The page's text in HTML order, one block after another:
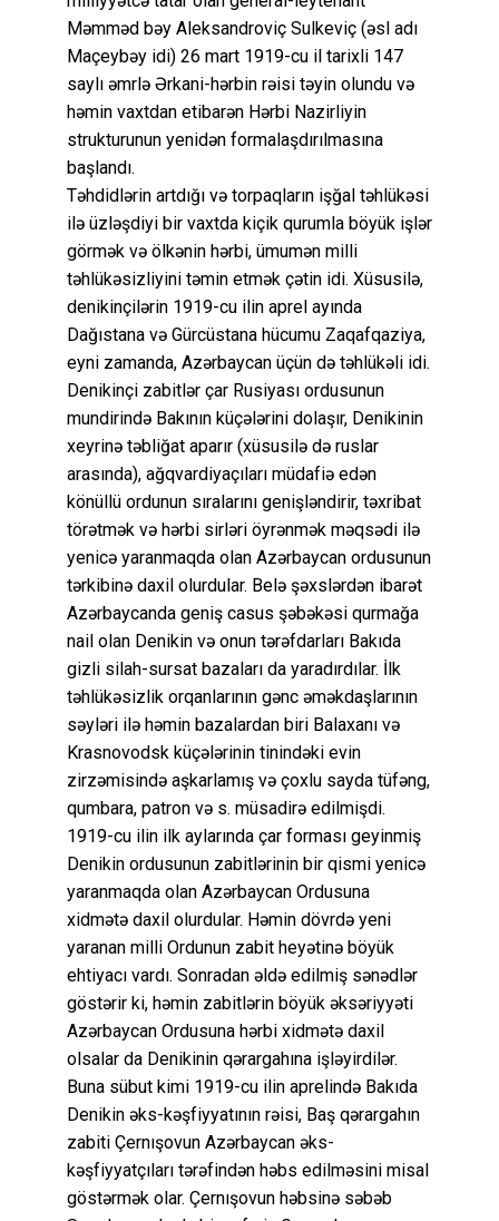
Məmməd bəy Aleksandroviç Sulkeviç (əsl adı
Maçeybəy idi) 26 mart 1919-cu il tarixli 147
saylı əmrlə Ərkani-hərbin rəisi təyin olundu və
həmin vaxtdan etibarən Hərbi Nazirliyin
strukturunun yenidən formalaşdırılmasına
başlandı.
Təhdidlərin artdığı və torpaqların işğal təhlükəsi
ilə üzləşdiyi bir vaxtda kiçik qurumla böyük işlər
görmək və ölkənin hərbi, ümumən milli
təhlükəsizliyini təmin etmək çətin idi. Xüsusilə,
denikinçilərin 1919-cu ilin aprel ayında
Dağıstana və Gürcüstana hücumu Zaqafqaziya,
eyni zamanda, Azərbaycan üçün də təhlükəli idi.
Denikinçi zabitlər çar Rusiyası ordusunun
mundirində Bakının küçələrini dolaşır, Denikinin
xeyrinə təbliğat aparır (xüsusilə də ruslar
arasında), ağqvardiyaçıları müdafiə edən
könüllü ordunun sıralarını genişləndirir, təxribat
törətmək və hərbi sirləri öyrənmək məqsədi ilə
yenicə yaranmaqda olan Azərbaycan ordusunun
tərkibinə daxil olurdular. Belə şəxslərdən ibarət
Azərbaycanda geniş casus şəbəkəsi qurmağa
nail olan Denikin və onun tərəfdarları Bakıda
gizli silah-sursat bazaları da yaradırdılar. İlk
təhlükəsizlik orqanlarının gənc əməkdaşlarının
səyləri ilə həmin bazalardan biri Balaxanı və
Krasnovodsk küçələrinin tinindəki evin
zirzəmisində aşkarlamış və çoxlu sayda tüfəng,
qumbara, patron və s. müsadirə edilmişdi.
1919-cu ilin ilk aylarında çar forması geyinmiş
Denikin ordusunun zabitlərinin bir qismi yenicə
yaranmaqda olan Azərbaycan Ordusuna
xidmətə daxil olurdular. Həmin dövrdə yeni
yaranan milli Ordunun zabit heyətinə böyük
ehtiyacı vardı. Sonradan əldə edilmiş sənədlər
göstərir ki, həmin zabitlərin böyük əksəriyyəti
Azərbaycan Ordusuna hərbi xidmətə daxil
olsalar da Denikinin qərargahına işləyirdilər.
Buna sübut kimi 1919-cu ilin aprelində Bakıda
Denikin əks-kəşfiyyatının rəisi, Baş qərargahın
zabiti Çernışovun Azərbaycan əks-
kəşfiyyatçıları tərəfindən həbs edilməsini misal
göstərmək olar. Çernışovun həbsinə səbəb